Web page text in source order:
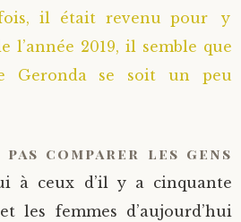
il était revenu pour y
l’année 2019, il semble que
Geronda se soit un peu
comparer les gens
à ceux d’il y a cinquante
les femmes d’aujourd’hui